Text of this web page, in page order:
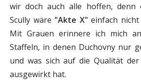
wir doch auch alle hoffen, denn
Scully wäre "Akte X" einfach nicht
Mit Grauen erinnere ich mich
Staffeln, in denen Duchovny nur
und was sich auf die Qualität
ausgewirkt hat.